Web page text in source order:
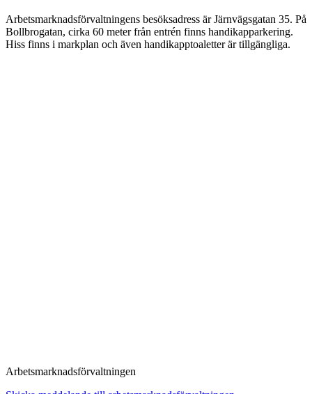
Arbetsmarknadsförvaltningens besöksadress är Järnvägsgatan 35. På
Bollbrogatan, cirka 60 meter från entrén finns handikapparkering.
Hiss finns i markplan och även handikapptoaletter är tillgängliga.
Arbetsmarknadsförvaltningen